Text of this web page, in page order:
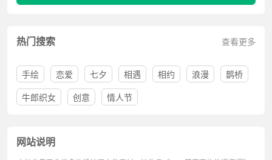
热门搜索 查看更多
手绘 恋爱 七夕 相遇 相约 浪漫
鹊桥
牛郎织女
创意 情人节
网站说明